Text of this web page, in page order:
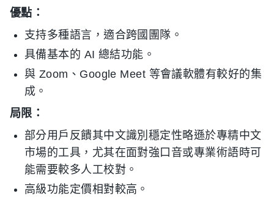
優點：
支持多種語言，適合跨國團隊。
具備基本的 AI 總結功能。
與 Zoom、Google Meet 等會議軟體有較好的集
成。
局限：
部分用戶反饋其中文識別穩定性略遜於專精中文
市場的工具，尤其在面對強口音或專業術語時可
能需要較多人工校對。
高級功能定價相對較高。